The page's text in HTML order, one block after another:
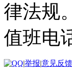
律法规。
值班电
|举报|意见反馈